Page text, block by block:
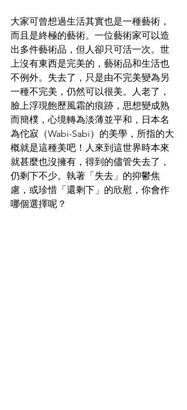
大家可曾想過生活其實也是一種藝術，
而且是終極的藝術。一位藝術家可以造
出多件藝術品，但人卻只可活一次。世
上沒有東西是完美的，藝術品和生活也
不例外。失去了，只是由不完美變為另
一種不完美，仍然可以很美。人老了，
臉上浮現飽歷風霜的痕跡，思想變成熟
而簡樸，心境轉為淡薄並平和，日本名
為佗寂（Wabi-Sabi）的美學，所指的大
概就是這種美吧！人來到這世界時本來
就甚麼也沒擁有，得到的儘管失去了，
仍剩下不少。執著「失去」的抑鬱焦
慮，或珍惜「還剩下」的欣慰，你會作
哪個選擇呢？